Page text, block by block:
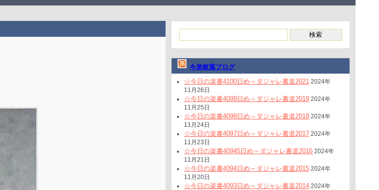
今泉岐葉ブログ
☆今日の楽書4100日め～ダジャレ書道2021 2024年
11月26日
☆今日の楽書4099日め～ダジャレ書道2019 2024年
11月25日
☆今日の楽書4098日め～ダジャレ書道2018 2024年
11月24日
☆今日の楽書4097日め～ダジャレ書道2017 2024年
11月23日
☆今日の楽書40945日め～ダジャレ書道2016 2024年
11月21日
☆今日の楽書4094日め～ダジャレ書道2015 2024年
11月20日
☆今日の楽書4093日め～ダジャレ書道2014 2024年